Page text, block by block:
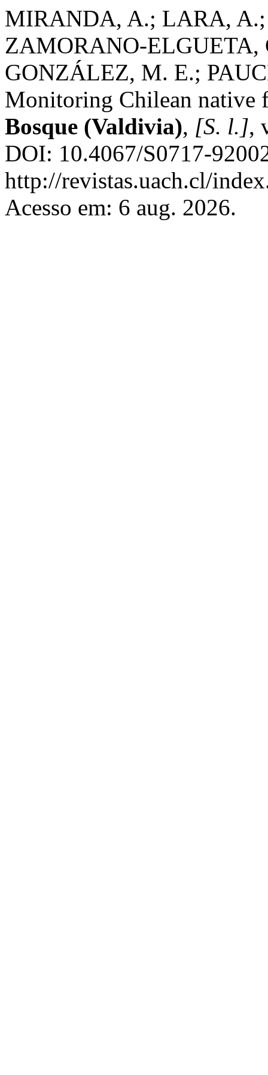
MIRANDA, A.; LARA,
ZAMORANO-ELGUETA,
GONZÁLEZ, M. E.;
Monitoring Chilean native
Bosque (Valdivia), [S. l.],
DOI: 10.4067/S0717-
http://revistas.uach.cl/
Acesso em: 6 aug. 2026.